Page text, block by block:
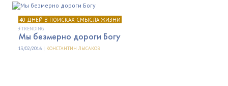
40 ДНЕЙ В ПОИСКАХ СМЫСЛА ЖИЗНИ
TRENDING
Мы безмерно дороги Богу
13/02/2016 | КОНСТАНТИН ЛЫСАКОВ